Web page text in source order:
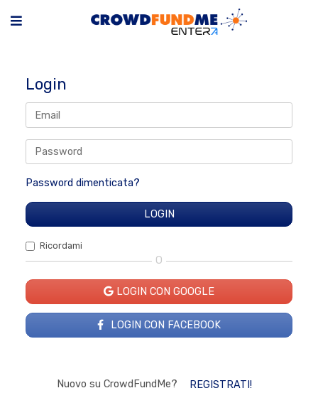
Login
Password dimenticata?
Ricordami
O
LOGIN CON GOOGLE
LOGIN CON FACEBOOK
Nuovo su CrowdFundMe? REGISTRATI!